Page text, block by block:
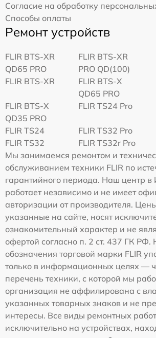
Согласие на обработку
Способы оплаты
Ремонт устройств
FLIR BTS-XR
QD65 PRO
FLIR BTS-XR
PRO QD(100)
FLIR BTS-XR
FLIR BTS-X
QD65 PRO
FLIR BTS-X
QD35 PRO
FLIR TS24 Pro
FLIR TS24
FLIR TS32 Pro
FLIR TS32
FLIR TS32r Pro
Мы занимаемся ремонтом и
обслуживанием техники FLIR по
гарантийного периода. Наш центр в
работает независимо и не имеет
авторизации от производителя.
указанные на сайте, носят
ознакомительный характер и не
офертой согласно п. 2 ст. 437 ГК РФ.
обозначения торговой марки FLIR
только в информационных целях —
перечень техники, с которой мы
организация не аффилирована с
указанных товарных знаков и не
интересы. Все виды ремонтных
исключительно на устройствах,